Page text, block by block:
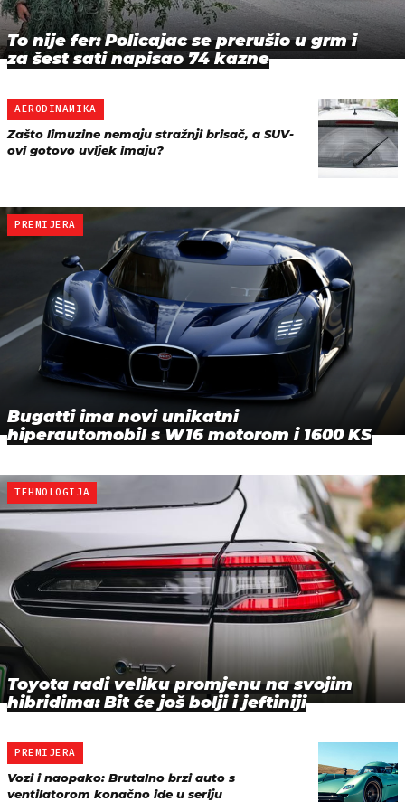
To nije fer: Policajac se prerušio u grm i
za šest sati napisao 74 kazne
AERODINAMIKA
Zašto limuzine nemaju stražnji brisač, a SUV-
ovi gotovo uvijek imaju?
PREMIJERA
Bugatti ima novi unikatni
hiperautomobil s W16 motorom i 1600 KS
TEHNOLOGIJA
Toyota radi veliku promjenu na svojim
hibridima: Bit će još bolji i jeftiniji
PREMIJERA
Vozi i naopako: Brutalno brzi auto s
ventilatorom konačno ide u seriju